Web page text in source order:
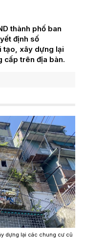
thành phố ban
định số
tạo, xây dựng lại
cấp trên địa bàn.
dựng lại các chung cư cũ